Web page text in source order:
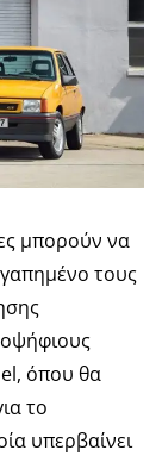
μπορούν να
τους
όπου θα
το
υπερβαίνει